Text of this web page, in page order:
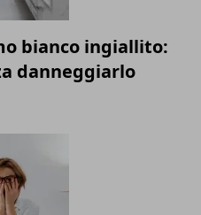
bianco ingiallito:
danneggiarlo